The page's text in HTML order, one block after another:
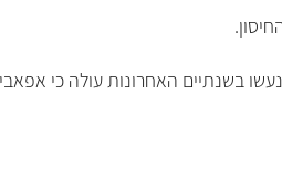
בשנתיים האחרונות עולה כי